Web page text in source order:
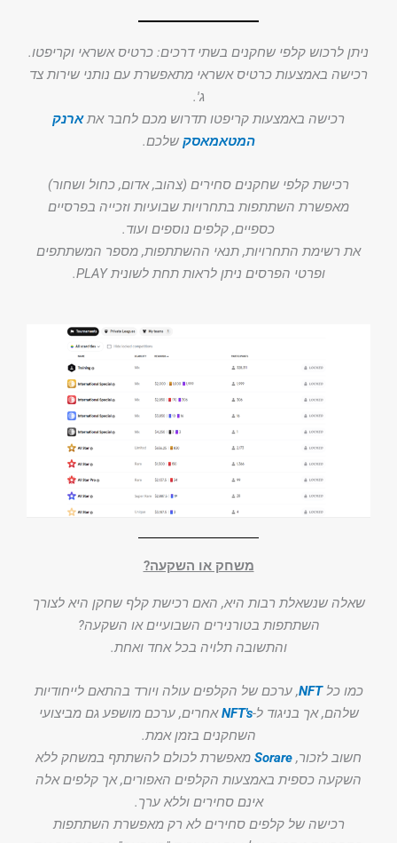
ניתן לרכוש קלפי שחקנים בשתי דרכים: כרטיס אשראי וקריפטו.
רכישה באמצעות כרטיס אשראי מתאפשרת עם נותני שירות צד
ג'.
רכישה באמצעות קריפטו תדרוש מכם לחבר אתארנק
המטאמאסק שלכם.
רכישת קלפי שחקנים סחירים (צהוב, אדום, כחול ושחור)
מאפשרת השתתפות בתחרויות שבועיות וזכייה בפרסיים
כספיים, קלפים נוספים ועוד.
את רשימת התחרויות, תנאי ההשתתפות, מספר המשתתפים
ופרטי הפרסים ניתן לראות תחת לשונית PLAY.
משחק או השקעה?
שאלה שנשאלת רבות היא, האם רכישת קלף שחקן היא לצורך
השתתפות בטורנירים השבועיים או השקעה?
והתשובה תלויה בכל אחד ואחת.
כמו כלNFT, ערכם של הקלפים עולה ויורד בהתאם לייחודיות
שלהם, אך בניגוד ל-NFT's אחרים, ערכם מושפע גם מביצועי
השחקנים בזמן אמת.
חשוב לזכור, Sorare מאפשרת לכולם להשתתף במשחק ללא
השקעה כספית באמצעות הקלפים האפורים, אך קלפים אלה
אינם סחירים וללא ערך.
רכישה של קלפים סחירים לא רק מאפשרת השתתפות